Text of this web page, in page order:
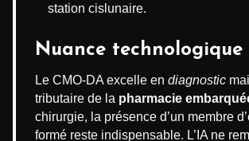
station cislunaire.
Nuance technologique
Le CMO-DA excelle en diagnostic
tributaire de la pharmacie
chirurgie, la présence d’un membre
formé reste indispensable. L’IA ne